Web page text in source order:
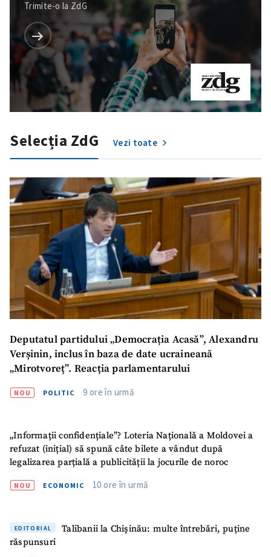
Trimite-o la ZdG
Selecția ZdG Vezi toate
Deputatul partidului „Democrația Acasă”, Alexandru
Verșinin, inclus în baza de date ucraineană
„Mirotvoreț”. Reacția parlamentarului
NOU POLITIC 9 ore în urmă
„Informații confidențiale”? Loteria Națională a Moldovei a
refuzat (inițial) să spună câte bilete a vândut după
legalizarea parțială a publicității la jocurile de noroc
NOU ECONOMIC 10 ore în urmă
EDITORIAL
Talibanii la Chișinău: multe întrebări, puține
răspunsuri